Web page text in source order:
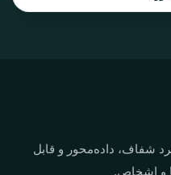
شفاف، داده‌محور و قابل
و اشخاص.